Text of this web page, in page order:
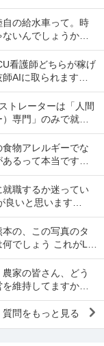
です。 子供を産ん
かパートで働きた
の人と...
の給水車って。時
いんでしょうか
トルをトラックに満
づつ配ったら炎熱
をしなくてい...
看護師どちらが稼げ
AIに取られますか
トレーターは「人間
）専門」のみで就職
すか？ 閲覧ありが
中学2年生の女子で
課題で...
食物アレルギーでな
るって本当です
かったダメとかあ
、海保、消防など他
ですか？
就職するか迷ってい
良いと思います
手メーカー、技術系
ト企業 ・給料は大
い...
の、この写真のタ
でしょう これがLP
でしょうか？ だと
もない量ですが。 微
が、...
農家の皆さん、どう
維持してますか？
、農業資材や肥料
人件費の高騰、とく
質問をもっと見る